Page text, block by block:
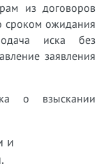
из договоров
сроком ожидания
иска без
заявления
о взыскании
и